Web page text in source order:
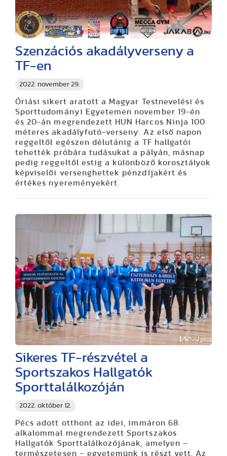
2022. november 29.
Szenzációs akadályverseny a
TF-en
Óriási sikert aratott a Magyar Testnevelési és
Sporttudományi Egyetemen november 19-én
és 20-án megrendezett HUN Harcos Ninja 100
méteres akadályfutó-verseny. Az első napon
reggeltől egészen délutánig a TF hallgatói
tehették próbára tudásukat a pályán, másnap
pedig reggeltől estig a különböző korosztályok
képviselői versenghettek pénzdíjakért és
értékes nyereményekért.
2022. október 12.
Sikeres TF-részvétel a
Sportszakos Hallgatók
Sporttalálkozóján
Pécs adott otthont az idei, immáron 68.
alkalommal megrendezett Sportszakos
Hallgatók Sporttalálkozójának, amelyen –
természetesen – egyetemünk is részt vett. Az